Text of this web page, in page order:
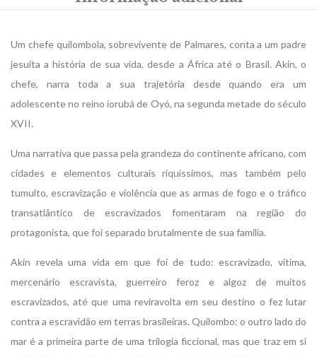
Um chefe quilombola, sobrevivente de Palmares, conta a um padre
jesuíta a história de sua vida, desde a África até o Brasil. Akin, o
chefe, narra toda a sua trajetória desde quando era um
adolescente no reino iorubá de Oyó, na segunda metade do século
XVII.
Uma narrativa que passa pela grandeza do continente africano, com
cidades e elementos culturais riquíssimos, mas também pelo
tumulto, escravização e violência que as armas de fogo e o tráfico
transatlântico de escravizados fomentaram na região do
protagonista, que foi separado brutalmente de sua família.
Akin revela uma vida em que foi de tudo: escravizado, vítima,
mercenário escravista, guerreiro feroz e algoz de muitos
escravizados, até que uma reviravolta em seu destino o fez lutar
contra a escravidão em terras brasileiras. Quilombo: o outro lado do
mar é a primeira parte de uma trilogia ficcional, mas que traz em si